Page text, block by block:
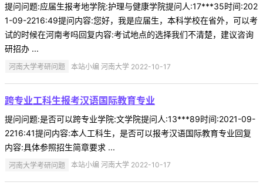
提问问题:应届生报考地学院:护理与健康学院提问人:17***35时间:202
1-09-2216:49提问内容:您好，我是应届生，本科学校在省外，可以考
试的时候在河南考吗回复内容:考试地点的选择我们不清楚，建议咨询
研招办 ...
河南大学考研问题 本站小编 河南大学 2022-10-17
跨专业工科生报考汉语国际教育专业
提问问题:是否可以跨专业学院:文学院提问人:13***89时间:2021-09-
2216:41提问内容:本人工科生，是否可以报考汉语国际教育专业回复
内容:具体参照招生简章要求 ...
河南大学考研问题 本站小编 河南大学 2022-10-17